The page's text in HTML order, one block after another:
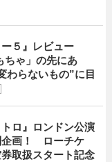
ー５』レビュー
ちゃ」の先にあ
わらないもの”に目
ロ』ロンドン公演
企画！ ローチケ
券取扱スタート記念